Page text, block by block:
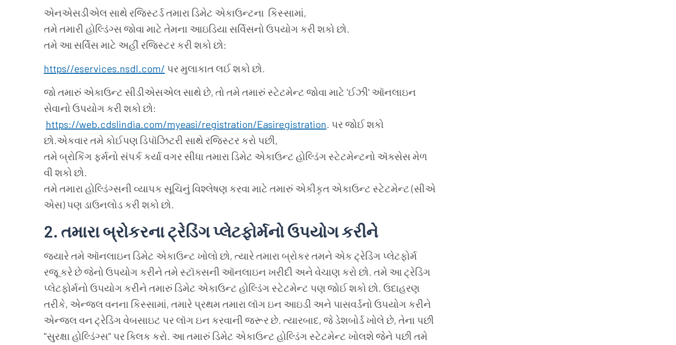
એનએસડીએલ સાથે રજિસ્ટર્ડ તમારા ડિમેટ એકાઉન્ટના કિસ્સામાં,
તમે તમારી હોલ્ડિંગ્સ જોવા માટે તેમના આઇડિયા સર્વિસનો ઉપયોગ કરી શકો છો.
તમે આ સર્વિસ માટે અહીં રજિસ્ટર કરી શકો છો:
https//eservices.nsdl.com/ પર મુલાકાત લઈ શકો છો.
જો તમારું એકાઉન્ટ સીડીએસએલ સાથે છે, તો તમે તમારું સ્ટેટમેન્ટ જોવા માટે 'ઈઝી' ઑનલાઇન
સેવાનો ઉપયોગ કરી શકો છો:
https://web.cdslindia.com/myeasi/registration/Easiregistration. પર જોઈ શકો
છો.એકવાર તમે કોઈપણ ડિપૉઝિટરી સાથે રજિસ્ટર કરો પછી,
તમે બ્રોકિંગ ફર્મનો સંપર્ક કર્યા વગર સીધા તમારા ડિમેટ એકાઉન્ટ હોલ્ડિંગ સ્ટેટમેન્ટનો ઍક્સેસ મેળ
વી શકો છો.
તમે તમારા હોલ્ડિંગ્સની વ્યાપક સૂચિનું વિશ્લેષણ કરવા માટે તમારું એકીકૃત એકાઉન્ટ સ્ટેટમેન્ટ (સીએ
એસ) પણ ડાઉનલોડ કરી શકો છો.
2. તમારાબ્રોકરનાટ્રેડિંગપ્લેટફોર્મનોઉપયોગકરીને
જ્યારે તમે ઑનલાઇન ડિમેટ એકાઉન્ટ ખોલો છો, ત્યારે તમારા બ્રોકર તમને એક ટ્રેડિંગ પ્લેટફોર્મ
રજૂ કરે છે જેનો ઉપયોગ કરીને તમે સ્ટૉક્સની ઑનલાઇન ખરીદી અને વેચાણ કરો છો. તમે આ ટ્રેડિંગ
પ્લેટફોર્મનો ઉપયોગ કરીને તમારું ડિમેટ એકાઉન્ટ હોલ્ડિંગ સ્ટેટમેન્ટ પણ જોઈ શકો છો. ઉદાહરણ
તરીકે, એન્જલ વનના કિસ્સામાં, તમારે પ્રથમ તમારા લૉગ ઇન આઇડી અને પાસવર્ડનો ઉપયોગ કરીને
એન્જલ વન ટ્રેડિંગ વેબસાઇટ પર લૉગ ઇન કરવાની જરૂર છે. ત્યારબાદ, જે ડેશબોર્ડ ખોલે છે, તેના પછી
"સુરક્ષા હોલ્ડિંગ્સ" પર ક્લિક કરો. આ તમારું ડિમેટ એકાઉન્ટ હોલ્ડિંગ સ્ટેટમેન્ટ ખોલશે જેને પછી તમે